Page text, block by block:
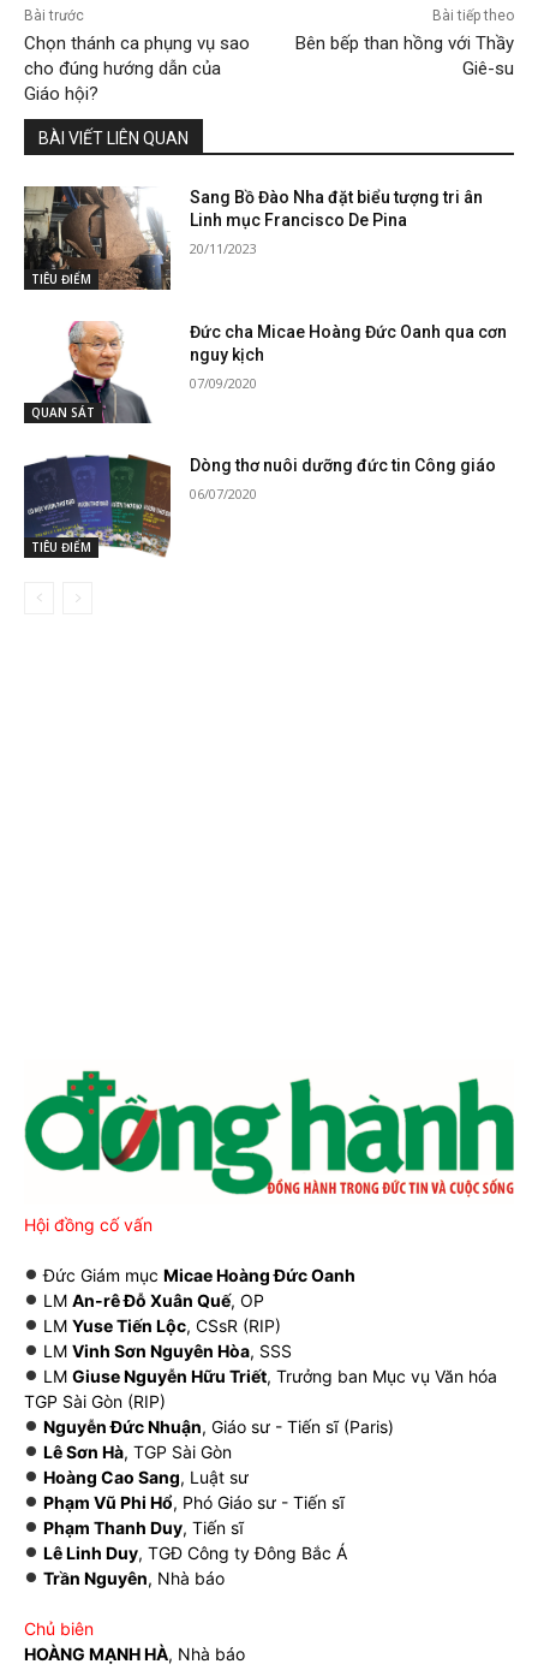
Bài trước
Chọn thánh ca phụng vụ sao
cho đúng hướng dẫn của
Giáo hội?
Bài tiếp theo
Bên bếp than hồng với Thầy
Giê-su
BÀI VIẾT LIÊN QUAN
TIÊU ĐIỂM
Sang Bồ Đào Nha đặt biểu tượng tri ân
Linh mục Francisco De Pina
20/11/2023
QUAN SÁT
Đức cha Micae Hoàng Đức Oanh qua cơn
nguy kịch
07/09/2020
TIÊU ĐIỂM
Dòng thơ nuôi dưỡng đức tin Công giáo
06/07/2020
Hội đồng cố vấn
Đức Giám mục Micae Hoàng Đức Oanh
LM An-rê Đỗ Xuân Quế, OP
LM Yuse Tiến Lộc, CSsR (RIP)
LM Vinh Sơn Nguyên Hòa, SSS
LM Giuse Nguyễn Hữu Triết, Trưởng ban Mục vụ Văn hóa
TGP Sài Gòn (RIP)
Nguyễn Đức Nhuận, Giáo sư - Tiến sĩ (Paris)
Lê Sơn Hà, TGP Sài Gòn
Hoàng Cao Sang, Luật sư
Phạm Vũ Phi Hổ, Phó Giáo sư - Tiến sĩ
Phạm Thanh Duy, Tiến sĩ
Lê Linh Duy, TGĐ Công ty Đông Bắc Á
Trần Nguyên, Nhà báo
Chủ biên
HOÀNG MẠNH HÀ, Nhà báo